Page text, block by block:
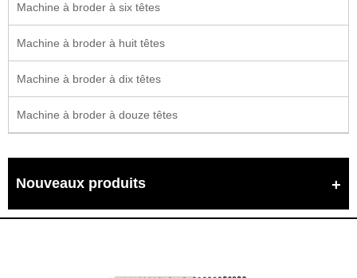
Machine à broder à six têtes
Machine à broder à huit têtes
Machine à broder à dix têtes
Machine à broder à douze têtes
Nouveaux produits